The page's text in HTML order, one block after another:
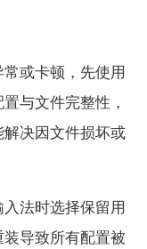
或卡顿，先使用
与文件完整性，
决因文件损坏或
法时选择保留用
导致所有配置被